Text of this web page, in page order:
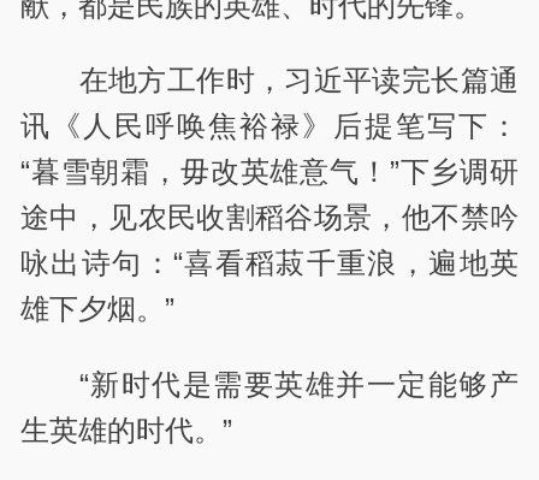
在地方工作时，习近平读完长篇通
讯《人民呼唤焦裕禄》后提笔写下：
“暮雪朝霜，毋改英雄意气！”下乡调研
途中，见农民收割稻谷场景，他不禁吟
咏出诗句：“喜看稻菽千重浪，遍地英
雄下夕烟。”
“新时代是需要英雄并一定能够产
生英雄的时代。”